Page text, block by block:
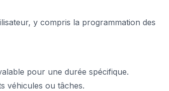
y compris la programmation des
pour une durée spécifique.
véhicules ou tâches.